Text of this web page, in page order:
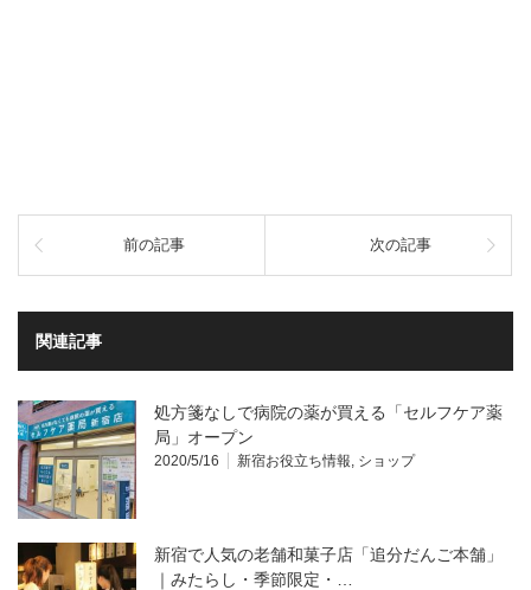
前の記事 次の記事
関連記事
処方箋なしで病院の薬が買える「セルフケア薬
局」オープン
2020/5/16 新宿お役立ち情報, ショップ
新宿で人気の老舗和菓子店「追分だんご本舗」
｜みたらし・季節限定・…